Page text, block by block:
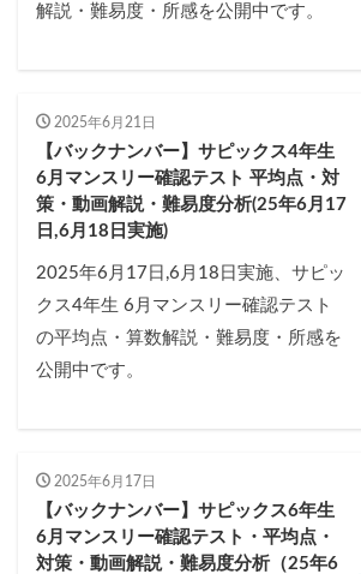
解説・難易度・所感を公開中です。
2025年6月21日
【バックナンバー】サピックス4年生
6月マンスリー確認テスト 平均点・対
策・動画解説・難易度分析(25年6月17
日,6月18日実施)
2025年6月17日,6月18日実施、サピッ
クス4年生 6月マンスリー確認テスト
の平均点・算数解説・難易度・所感を
公開中です。
2025年6月17日
【バックナンバー】サピックス6年生
6月マンスリー確認テスト・平均点・
対策・動画解説・難易度分析（25年6